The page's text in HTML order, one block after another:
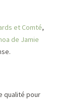
et Comté,
de Jamie
qualité pour